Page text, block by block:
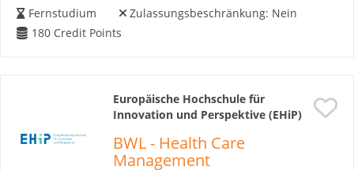
Fernstudium
Zulassungsbeschränkung: Nein
180 Credit Points
Europäische Hochschule für
Innovation und Perspektive (EHiP)
BWL - Health Care
Management